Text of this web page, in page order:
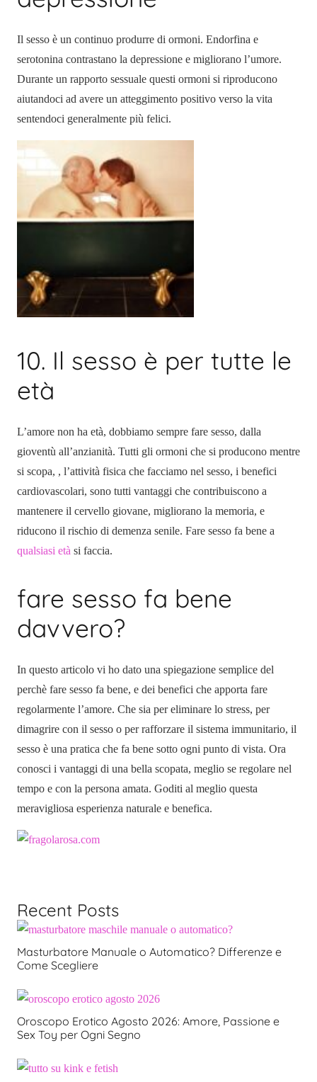
Il sesso è un continuo produrre di ormoni. Endorfina e
serotonina contrastano la depressione e migliorano l’umore.
Durante un rapporto sessuale questi ormoni si riproducono
aiutandoci ad avere un atteggimento positivo verso la vita
sentendoci generalmente più felici.
10. Il sesso è per tutte le
età
L’amore non ha età, dobbiamo sempre fare sesso, dalla
gioventù all’anzianità. Tutti gli ormoni che si producono mentre
si scopa, , l’attività fisica che facciamo nel sesso, i benefici
cardiovascolari, sono tutti vantaggi che contribuiscono a
mantenere il cervello giovane, migliorano la memoria, e
riducono il rischio di demenza senile. Fare sesso fa bene a
qualsiasi età si faccia.
fare sesso fa bene
davvero?
In questo articolo vi ho dato una spiegazione semplice del
perchè fare sesso fa bene, e dei benefici che apporta fare
regolarmente l’amore. Che sia per eliminare lo stress, per
dimagrire con il sesso o per rafforzare il sistema immunitario, il
sesso è una pratica che fa bene sotto ogni punto di vista. Ora
conosci i vantaggi di una bella scopata, meglio se regolare nel
tempo e con la persona amata. Goditi al meglio questa
meravigliosa esperienza naturale e benefica.
Recent Posts
Masturbatore Manuale o Automatico? Differenze e
Come Scegliere
Oroscopo Erotico Agosto 2026: Amore, Passione e
Sex Toy per Ogni Segno